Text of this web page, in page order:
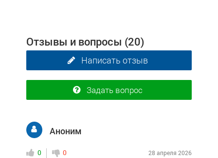
Отзывы и вопросы (20)
Написать отзыв
Задать вопрос
Аноним
0 0 28 апреля 2026